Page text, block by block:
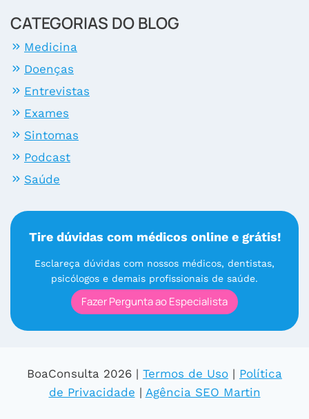
CATEGORIAS DO BLOG
Medicina
Doenças
Entrevistas
Exames
Sintomas
Podcast
Saúde
Tire dúvidas com médicos online e grátis!
Esclareça dúvidas com nossos médicos, dentistas,
psicólogos e demais profissionais de saúde.
Fazer Pergunta ao Especialista
BoaConsulta 2026 | Termos de Uso | Política
de Privacidade | Agência SEO Martin